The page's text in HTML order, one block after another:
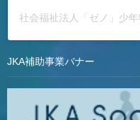
社会福祉法人「ゼノ」少
JKA補助事業バナー